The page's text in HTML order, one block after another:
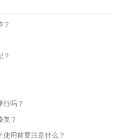
？
？
行吗？
复？
用前要注意什么？